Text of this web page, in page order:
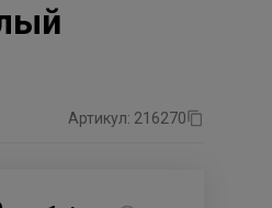
Артикул: 216270